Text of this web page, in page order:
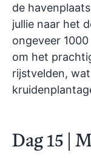
de
jullie naar het
ongeveer
om het
rijstvelden,
Dag 15 |